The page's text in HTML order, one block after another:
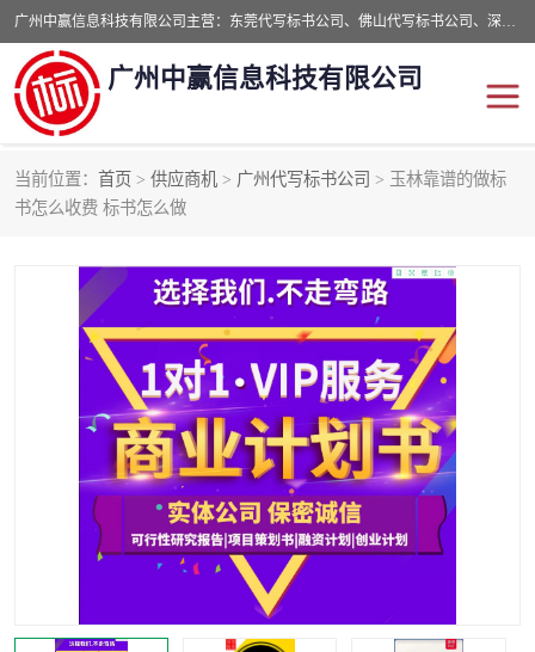
广州中赢信息科技有限公司主营：东莞代写标书公司、佛山代写标书公司、深圳代写标书公司等,食品类标书、工程类类标书,经验丰富的标书制作团队,24小时加急服务,多对一服务。
广州中赢信息科技有限公司
当前位置： 首页 > 供应商机 > 广州代写标书公司 > 玉林靠谱的做标
书怎么收费 标书怎么做
东莞代写标书公司
深圳代写标书公司 广州代写标书公司